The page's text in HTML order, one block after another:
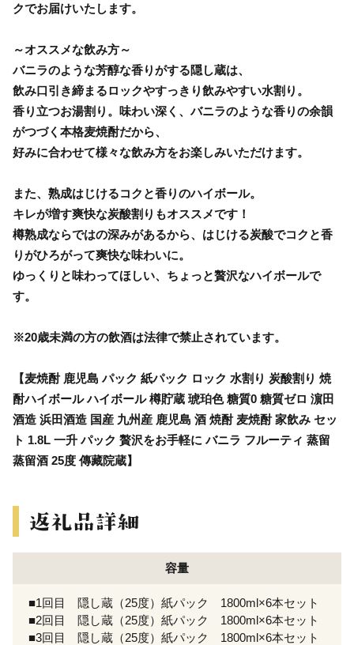
クでお届けいたします。
～オススメな飲み方～
バニラのような芳醇な香りがする隠し蔵は、
飲み口引き締まるロックやすっきり飲みやすい水割り。
香り立つお湯割り。味わい深く、バニラのような香りの余韻
がつづく本格麦焼酎だから、
好みに合わせて様々な飲み方をお楽しみいただけます。
また、熟成はじけるコクと香りのハイボール。
キレが増す爽快な炭酸割りもオススメです！
樽熟成ならではの深みがあるから、はじける炭酸でコクと香
りがひろがって爽快な味わいに。
ゆっくりと味わってほしい、ちょっと贅沢なハイボールで
す。
※20歳未満の方の飲酒は法律で禁止されています。
【麦焼酎 鹿児島 パック 紙パック ロック 水割り 炭酸割り 焼
酎ハイボール ハイボール 樽貯蔵 琥珀色 糖質0 糖質ゼロ 濵田
酒造 浜田酒造 国産 九州産 鹿児島 酒 焼酎 麦焼酎 家飲み セッ
ト 1.8L 一升 パック 贅沢をお手軽に バニラ フルーティ 蒸留
蒸留酒 25度 傳藏院蔵】
容量
■1回目 隠し蔵（25度）紙パック 1800ml×6本セット
■2回目 隠し蔵（25度）紙パック 1800ml×6本セット
■3回目 隠し蔵（25度）紙パック 1800ml×6本セット